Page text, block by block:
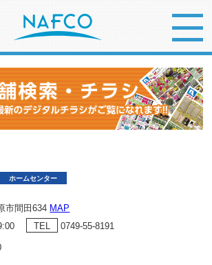
ホームセンター
市間田634 MAP
TEL 0749-55-8191